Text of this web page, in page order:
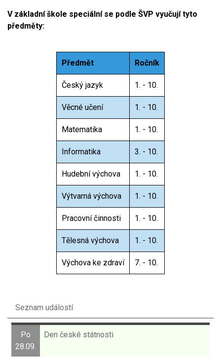
V základní škole speciální se podle ŠVP vyučují tyto
předměty:
Předmět Ročník
Český jazyk 1. - 10.
Věcné učení 1. - 10.
Matematika 1. - 10.
Informatika 3. - 10.
Hudební výchova 1. - 10.
Výtvarná výchova 1. - 10.
Pracovní činnosti 1. - 10.
Tělesná výchova 1. - 10.
Výchova ke zdraví 7. - 10.
Seznam událostí
Po
28.09.
Den české státnosti